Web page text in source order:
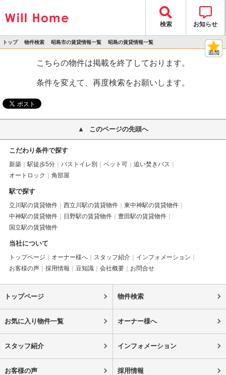
検索 お知らせ
トップ 物件検索 昭島市の賃貸情報一覧 昭島の賃貸情報一覧
こちらの物件は掲載を終了しております。
条件を変えて、再度検索をお願いします。
このページの先頭へ
こだわり条件で探す
新築 駅徒歩5分 バストイレ別 ペット可
追い焚きバス
オートロック
角部屋
駅で探す
立川駅の賃貸物件 西立川駅の賃貸物件
東中神駅の賃貸物件
中神駅の賃貸物件
日野駅の賃貸物件
豊田駅の賃貸物件
国立駅の賃貸物件
当社について
トップページ オーナー様へ スタッフ紹介
インフォメーション
お客様の声
採用情報 豆知識 会社概要 お問合せ
トップページ 物件検索
お気に入り物件一覧 オーナー様へ
スタッフ紹介 インフォメーション
お客様の声 採用情報